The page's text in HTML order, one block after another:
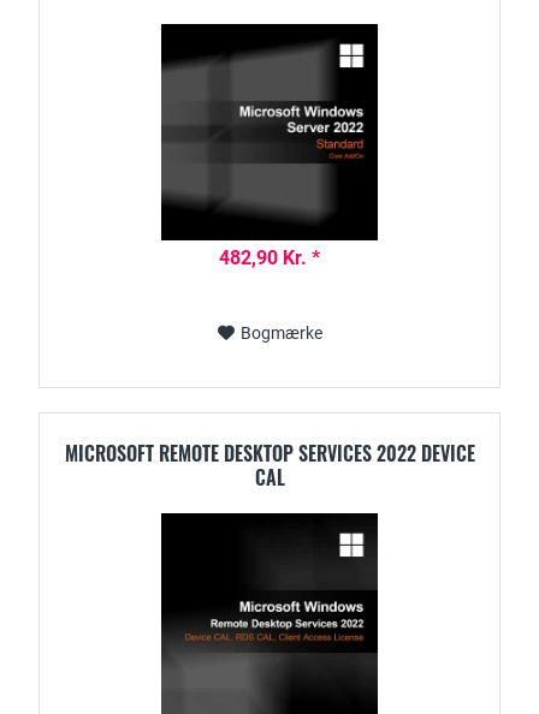
482,90 Kr. *
Bogmærke
MICROSOFT REMOTE DESKTOP SERVICES 2022 DEVICE
CAL